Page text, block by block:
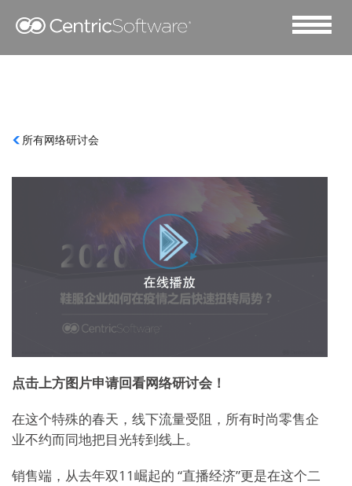
所有网络研讨会
点击上方图片申请回看网络研讨会！
在这个特殊的春天，线下流量受阻，所有时尚零售企
业不约而同地把目光转到线上。
销售端，从去年双11崛起的 “直播经济”更是在这个二